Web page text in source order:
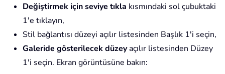
Değiştirmek için seviye tıkla kısmındaki sol çubuktaki
1'e tıklayın,
Stil bağlantısı düzeyi açılır listesinden Başlık 1'i seçin,
Galeride gösterilecek düzeyaçılır listesinden Düzey
1'i seçin. Ekran görüntüsüne bakın: